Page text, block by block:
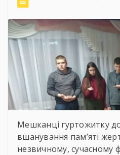
безпеки праці давно
Мешканці гуртожитку
вшанування пам’яті
незвичному, сучасному